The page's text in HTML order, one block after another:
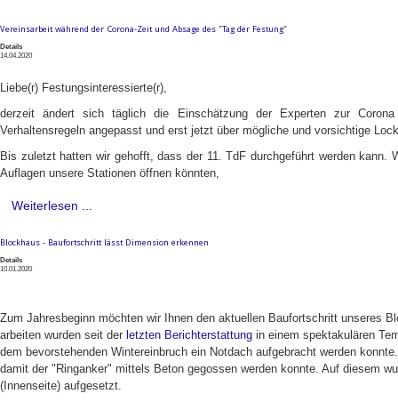
Vereinsarbeit während der Corona-Zeit und Absage des "Tag der Festung"
Details
14.04.2020
Liebe(r) Festungsinteressierte(r),
derzeit ändert sich täglich die Einschätzung der Experten zur
Verhaltensregeln angepasst und erst jetzt über mögliche und vorsichtige
Bis zuletzt hatten wir gehofft, dass der 11. TdF durchgeführt werden
Auflagen unsere Stationen öffnen könnten,
Weiterlesen ...
Blockhaus - Baufortschritt lässt Dimension erkennen
Details
10.01.2020
Zum Jahresbeginn möchten wir Ihnen den aktuellen Baufortschritt unseres
arbeiten wurden seit der letzten Berichterstattung in einem spektakulären
dem bevorstehenden Wintereinbruch ein Notdach aufgebracht werden
damit der "Ringanker" mittels Beton gegossen werden konnte. Auf diesem
(Innenseite) aufgesetzt.